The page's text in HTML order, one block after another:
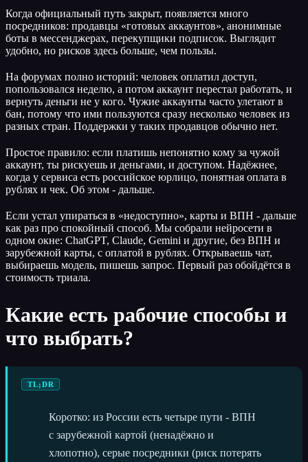
Когда официальный путь закрыт, появляется много
посредников: продавцы «готовых аккаунтов», анонимные
боты в мессенджерах, перекупщики подписок. Выглядит
удобно, но рисков здесь больше, чем пользы.
На форумах полно историй: человек оплатил доступ,
попользовался неделю, а потом аккаунт перестал работать, и
вернуть деньги не у кого. Чужие аккаунты часто улетают в
бан, потому что ими пользуются сразу несколько человек из
разных стран. Поддержки у таких продавцов обычно нет.
Простое правило: если платишь непонятно кому за чужой
аккаунт, ты рискуешь и деньгами, и доступом. Надёжнее,
когда у сервиса есть российское юрлицо, понятная оплата в
рублях и чек. Об этом - дальше.
Если устал упираться в «недоступно», карты и ВПН - дальше
как раз про спокойный способ. Мы собрали нейросети в
одном окне: ChatGPT, Claude, Gemini и другие, без ВПН и
зарубежной карты, с оплатой в рублях. Открываешь чат,
выбираешь модель, пишешь запрос. Первый раз обойдётся в
стоимость триала.
Какие есть рабочие способы и
что выбрать?
TL;DR
Коротко: из России есть четыре пути - ВПН
с зарубежной картой (ненадёжно и
хлопотно), серые посредники (риск потерять